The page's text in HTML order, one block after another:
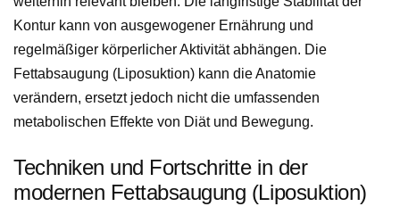
Kontur kann von ausgewogener Ernährung und
regelmäßiger körperlicher Aktivität abhängen. Die
Fettabsaugung (Liposuktion) kann die Anatomie
verändern, ersetzt jedoch nicht die umfassenden
metabolischen Effekte von Diät und Bewegung.
Techniken und Fortschritte in der
modernen Fettabsaugung (Liposuktion)